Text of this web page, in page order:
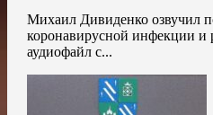
Михаил Дивиденко озвучил
коронавирусной инфекции
аудиофайл с...